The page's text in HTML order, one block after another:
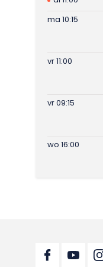
ma 10:15
vr 11:00
vr 09:15
wo 16:00